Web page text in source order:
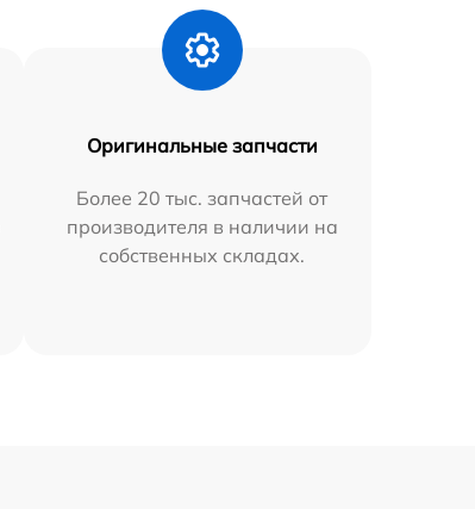
Оригинальные запчасти
Более 20 тыс. запчастей от
производителя в наличии на
собственных складах.